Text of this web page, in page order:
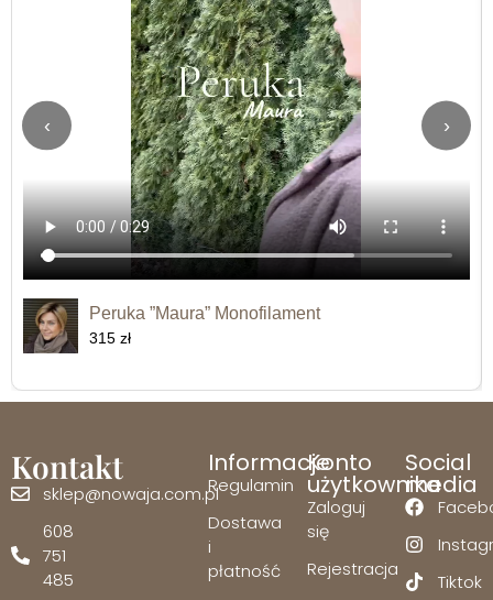
‹ ›
Peruka ”Maura” Monofilament
315 zł
Kontakt
sklep@nowaja.com.pl
608
751
485
Informacje
Regulamin
Dostawa
i
płatność
Konto
użytkownika
Zaloguj
się
Rejestracja
Social
media
Tiktok